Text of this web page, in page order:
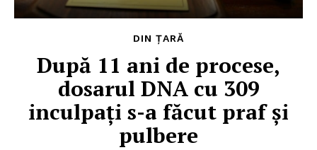
DIN ȚARĂ
După 11 ani de procese,
dosarul DNA cu 309
inculpați s-a făcut praf și
pulbere